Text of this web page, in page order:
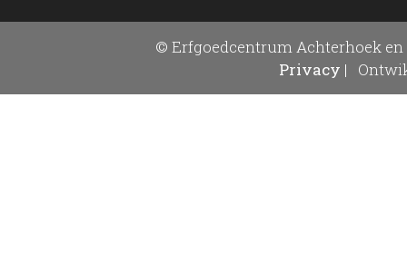
© Erfgoedcentrum Achterhoek en
Privacy |